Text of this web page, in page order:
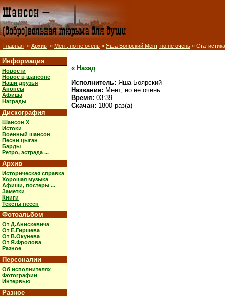
Главная » Архив » Мент, но не очень » Яша Боярский Мент, но не очень » Статистика
Информация
Новости
Новое в шансоне
Наши друзья
Анонсы
Афиша
Награды
Дискография
Шансон X
Истоки
Военный шансон
Песни цыган
Барды
Ретро, эстрада ...
Архив
Историческая справка
Хорошая музыка
Афиши, постеры ...
Заметки
Книги
Тексты песен
Фотоальбом
От Д.Анискевича
От Е.Гиршева
От В.Окунева
От Я.Фролова
Разное
Персоналии
Об исполнителях
Фотографии
Интервью
Разное
« Назад
Исполнитель: Яша Боярский
Название: Мент, но не очень
Время: 03:39
Скачан: 1800 раз(а)